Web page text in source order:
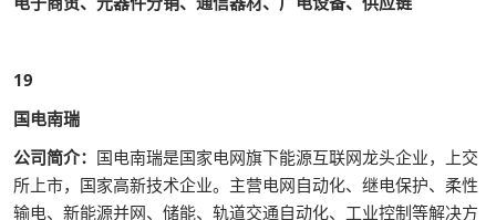
19
国电南瑞
公司简介： 国电南瑞是国家电网旗下能源互联网龙头企业，上交
所上市，国家高新技术企业。主营电网自动化、继电保护、柔性
输电、新能源并网、储能、轨道交通自动化、工业控制等解决方